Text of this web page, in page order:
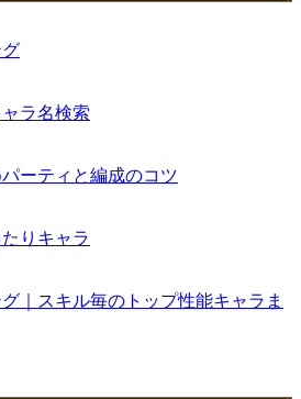
ラ名検索
ーティと編成のコツ
りキャラ
｜スキル毎のトップ性能キャラま